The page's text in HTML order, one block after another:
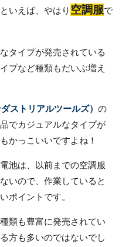
いえば、やはり 空調服で
タイプが発売されている
プなど種類もだいぶ増え
ストリアルツールズ） の
でカジュアルなタイプが
かっこいいですよね！
池は、以前までの空調服
いので、作業していると
ポイントです。
類も豊富に発売されてい
方も多いのではないでし